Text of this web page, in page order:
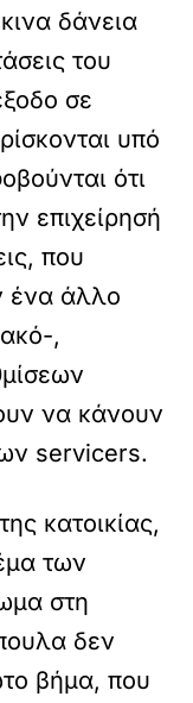
δάνεια
του
σε
υπό
ότι
επιχείρησή
που
ένα άλλο
,
να κάνουν
servicers.
κατοικίας,
των
στη
δεν
βήμα, που